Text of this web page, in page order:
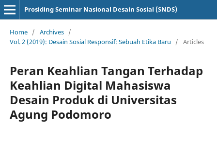
Prosiding Seminar Nasional Desain Sosial (SNDS)
Home / Archives /
Vol. 2 (2019): Desain Sosial Responsif: Sebuah Etika Baru
/ Articles
Peran Keahlian Tangan Terhadap
Keahlian Digital Mahasiswa
Desain Produk di Universitas
Agung Podomoro